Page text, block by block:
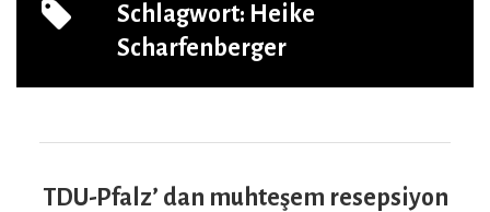
Schlagwort: Heike
Scharfenberger
TDU-Pfalz’ dan muhteşem resepsiyon